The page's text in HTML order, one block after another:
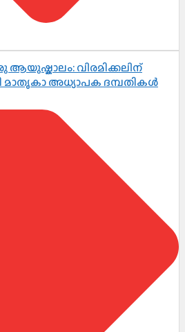
ആയുഷ്കാലം: വിരമിക്കലിന്
മാതൃകാ അധ്യാപക ദമ്പതികൾ